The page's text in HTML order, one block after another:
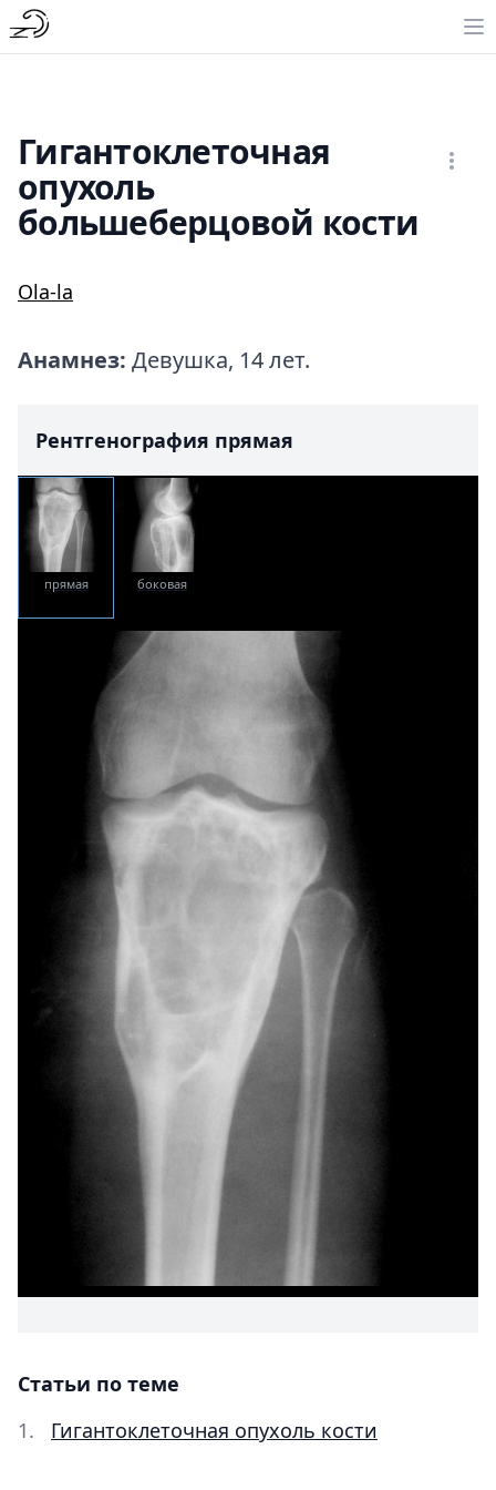
Гигантоклеточная
опухоль
большеберцовой кости
Ola-la
Анамнез: Девушка, 14 лет.
Рентгенография прямая
прямая боковая
Статьи по теме
Гигантоклеточная опухоль кости